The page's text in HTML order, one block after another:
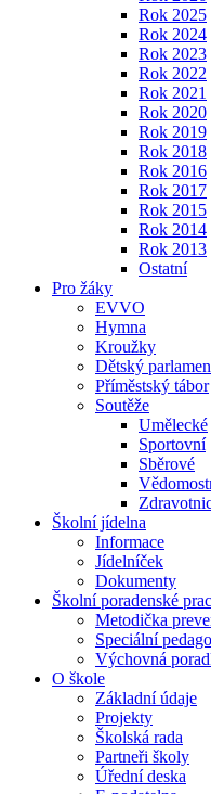
Rok 2025
Rok 2024
Rok 2023
Rok 2022
Rok 2021
Rok 2020
Rok 2019
Rok 2018
Rok 2016
Rok 2017
Rok 2015
Rok 2014
Rok 2013
Ostatní
Pro žáky
EVVO
Hymna
Kroužky
Dětský
Příměstský tábor
Soutěže
Umělecké
Sportovní
Sběrové
Školní jídelna
Informace
Jídelníček
Dokumenty
Školní poradenské
Metodička
Speciální
Výchovná
O škole
Základní údaje
Projekty
Školská rada
Partneři školy
Úřední deska